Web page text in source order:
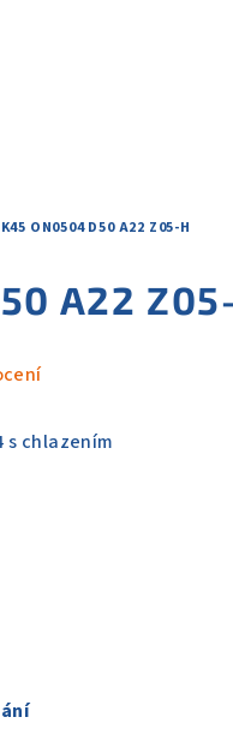
ON0504 D50 A22 Z05-H
A22
s chlazením